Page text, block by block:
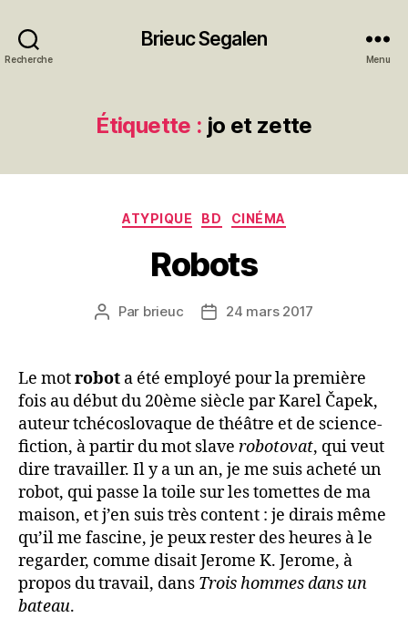
Recherche
Brieuc Segalen
Menu
Étiquette : jo et zette
Catégories
ATYPIQUE BD CINÉMA
Robots
Auteur
Par brieuc
Date24 mars 2017
Le motrobot a été employé pour la première
fois au début du 20ème siècle par Karel Čapek,
auteur tchécoslovaque de théâtre et de science-
fiction, à partir du mot slave robotovat, qui veut
dire travailler. Il y a un an, je me suis acheté un
robot, qui passe la toile sur les tomettes de ma
maison, et j’en suis très content : je dirais même
qu’il me fascine, je peux rester des heures à le
regarder, comme disait Jerome K. Jerome, à
propos du travail, dans Trois hommes dans un
bateau.